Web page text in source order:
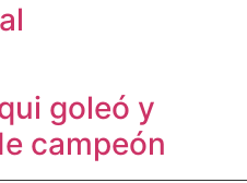
goleó y
campeón